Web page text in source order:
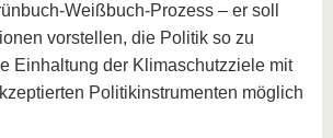
Weißbuch-Prozess – er soll
vorstellen, die Politik so zu
Einhaltung der Klimaschutzziele mit
Politikinstrumenten möglich